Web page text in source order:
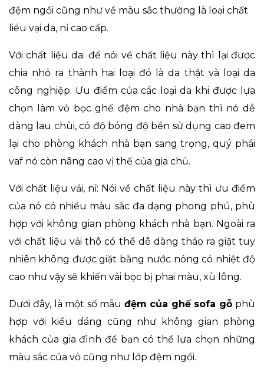
đệm ngồi cũng như về màu sắc thường là loại chất
liểu vại da, nỉ cao cấp.
Với chất liệu da: để nói về chất liệu này thì lại được
chia nhỏ ra thành hai loại đó là da thật và loại da
công nghiệp. Ưu điểm của các loại da khi được lựa
chọn làm vỏ bọc ghế đệm cho nhà bạn thì nó dễ
dàng lau chùi, có độ bóng độ bền sử dụng cao đem
lại cho phòng khách nhà bạn sang trọng, quý phái
vaf nó còn nâng cao vị thế của gia chủ.
Với chất liệu vải, nỉ: Nói về chất liệu này thì ưu điểm
của nó có nhiều màu sắc đa dạng phong phú, phù
hợp với không gian phòng khách nhà bạn. Ngoài ra
với chất liệu vải thô có thể dễ dàng tháo ra giặt tuy
nhiên không được giặt bằng nước nóng có nhiệt độ
cao như vậy sẽ khiến vải bọc bị phai màu, xù lông.
Dưới đây, là một số mẫu đệm của ghế sofa gỗ phù
hợp với kiểu dáng cũng như không gian phòng
khách của gia đình để bạn có thể lựa chọn những
màu sắc của vỏ cũng như lớp đệm ngồi.